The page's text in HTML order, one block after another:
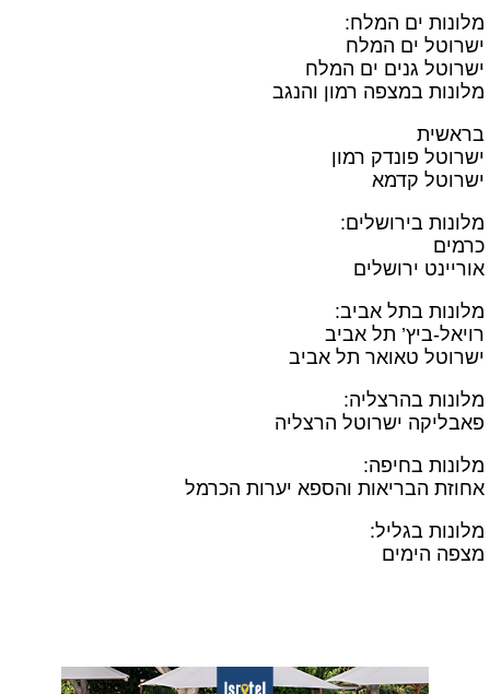
מלונות ים המלח:
ישרוטל ים המלח
ישרוטל גנים ים המלח
מלונות במצפה רמון והנגב
בראשית
ישרוטל פונדק רמון
ישרוטל קדמא
מלונות בירושלים:
כרמים
אוריינט ירושלים
מלונות בתל אביב:
רויאל-ביץ’ תל אביב
ישרוטל טאואר תל אביב
מלונות בהרצליה:
פאבליקה ישרוטל הרצליה
מלונות בחיפה:
אחוזת הבריאות והספא יערות הכרמל
מלונות בגליל:
מצפה הימים